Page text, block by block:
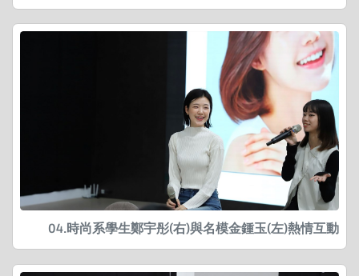
04.時尚系學生鄭宇彤(右)與名模金鍾玉(左)熱情互動